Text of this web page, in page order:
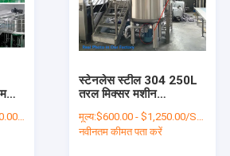
स्टेनलेस स्टील 304 250L
तरल मिक्सर मशीन
मूल्य:$600.00 - $1,250.00/Sets
नवीनतम कीमत पता करें